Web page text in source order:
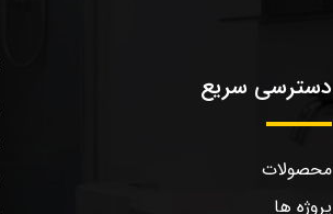
دسترسی سریع
محصولات
پروژه ها